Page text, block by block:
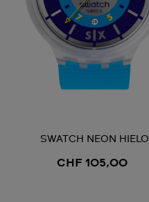
SWATCH NEON HIELO
CHF 105,00